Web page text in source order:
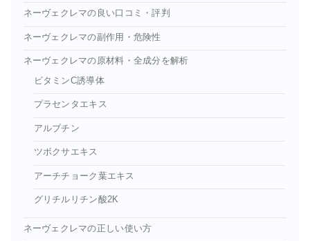
ネーヴェクレマの良い口コミ・評判
ネーヴェクレマの副作用・危険性
ネーヴェクレマの原材料・全成分を解析
ビタミンC誘導体
プラセンタエキス
アルブチン
ツボクサエキス
アーチチョーク葉エキス
グリチルリチン酸2K
ネーヴェクレマの正しい使い方